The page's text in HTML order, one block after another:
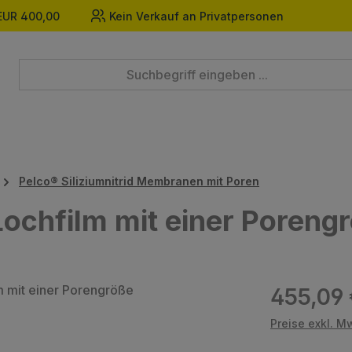
400,00 Kein Verkauf an Privatpersonen
Pelco® Siliziumnitrid Membranen mit Poren
mit einer
Regulärer
455,09
Preise exkl.